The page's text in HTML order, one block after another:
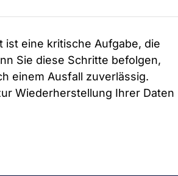
ist eine kritische Aufgabe, die
Sie diese Schritte befolgen,
einem Ausfall zuverlässig.
Wiederherstellung Ihrer Daten